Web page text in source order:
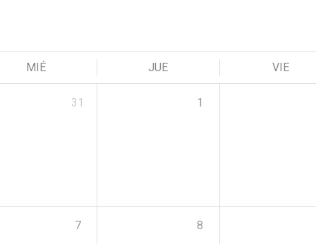
MIÉ JUE VIE
31 1
7 8